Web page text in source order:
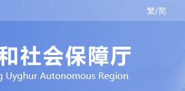
繁/简